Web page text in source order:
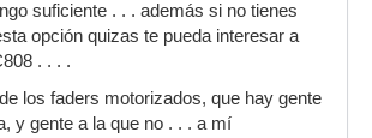
suficiente . . . además si no tienes
opción quizas te pueda interesar a
. . . .
los faders motorizados, que hay gente
y gente a la que no . . . a mí